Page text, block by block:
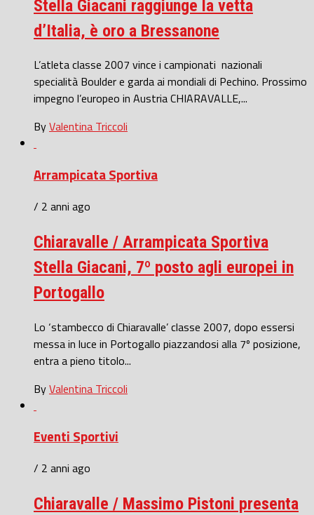
Stella Giacani raggiunge la vetta
d’Italia, è oro a Bressanone
L’atleta classe 2007 vince i campionati nazionali
specialità Boulder e garda ai mondiali di Pechino. Prossimo
impegno l’europeo in Austria CHIARAVALLE,...
ByValentina Triccoli
Arrampicata Sportiva
/ 2 anni ago
Chiaravalle / Arrampicata Sportiva
Stella Giacani, 7º posto agli europei in
Portogallo
Lo ‘stambecco di Chiaravalle’ classe 2007, dopo essersi
messa in luce in Portogallo piazzandosi alla 7º posizione,
entra a pieno titolo...
ByValentina Triccoli
Eventi Sportivi
/ 2 anni ago
Chiaravalle / Massimo Pistoni presenta